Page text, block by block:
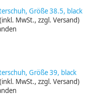
Größe 38.5, black
MwSt., zzgl. Versand)
Größe 39, black
MwSt., zzgl. Versand)